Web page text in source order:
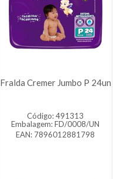
Fralda Cremer Jumbo P 24un
Código: 491313
Embalagem: FD/0008/UN
EAN: 7896012881798